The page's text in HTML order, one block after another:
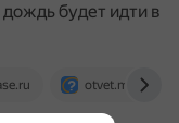
будет идти в
otvet.mail.ru